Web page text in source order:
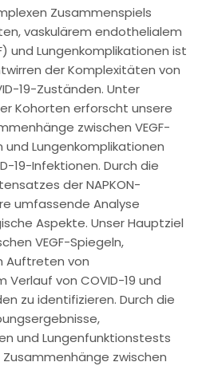
Zusammenspiels
vaskulärem endothelialem
und Lungenkomplikationen ist
der Komplexitäten von
19-Zuständen. Unter
Kohorten erforscht unsere
zwischen VEGF-
und Lungenkomplikationen
19-Infektionen. Durch die
der NAPKON-
umfassende Analyse
Aspekte. Unser Hauptziel
VEGF-Spiegeln,
Auftreten von
Verlauf von COVID-19 und
zu identifizieren. Durch die
und Lungenfunktionstests
zwischen